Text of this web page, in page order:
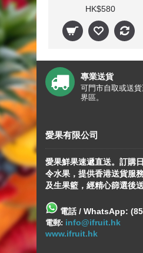
HK$580
專業送貨
可門市自取或送
界區。
愛果有限公司
愛果鮮果速遞直送。訂購日
令水果，提供香港送貨服
及生果籃，經精心篩選後送
電話 / WhatsApp:
電郵: info@ifruit.hk
www.ifruit.hk